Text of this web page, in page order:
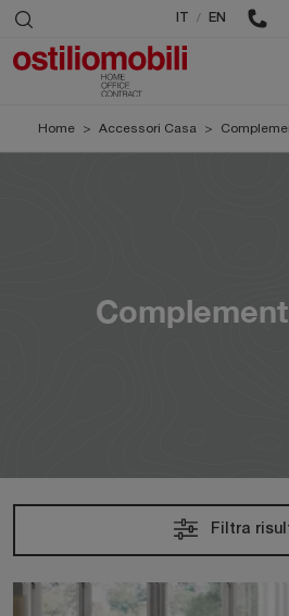
/ EN
Home > Accessori Casa >
Filtra